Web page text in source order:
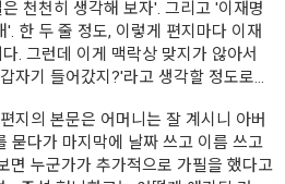
천천히 생각해 보자'. 그리고 '이재명
한 두 줄 정도, 이렇게 편지마다 이재
. 그런데 이게 맥락상 맞지가 않아서
자기 들어갔지?'라고 생각할 정도로...
지의 본문은 어머니는 잘 계시니 아버
묻다가 마지막에 날짜 쓰고 이름 쓰고
면 누군가가 추가적으로 가필을 했다고